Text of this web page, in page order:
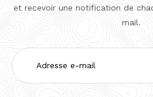
et recevoir une notification de
mail.
Adresse
e-
mail